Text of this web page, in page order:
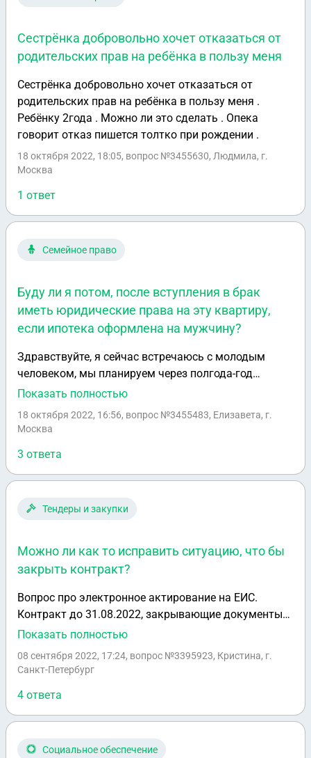
Сестрёнка добровольно хочет отказаться от
родительских прав на ребёнка в пользу меня
Сестрёнка добровольно хочет отказаться от
родительских прав на ребёнка в пользу меня .
Ребёнку 2года . Можно ли это сделать . Опека
говорит отказ пишется толтко при рождении .
18 октября 2022, 18:05, вопрос №3455630, Людмила, г.
Москва
1 ответ
Семейное право
Буду ли я потом, после вступления в брак
иметь юридические права на эту квартиру,
если ипотека оформлена на мужчину?
Здравствуйте, я сейчас встречаюсь с молодым
человеком, мы планируем через полгода-год
расписаться. Сейчас он хочет взять ипотеку, так как
вступления в брак иметь юридические права на эту
Показать полностью
18 октября 2022, 16:56, вопрос №3455483, Елизавета, г.
Москва
3 ответа
Тендеры и закупки
Можно ли как то исправить ситуацию, что бы
закрыть контракт?
Вопрос про электронное актирование на ЕИС.
Контракт до 31.08.2022, закрывающие документы
направленны 02.09.2022г.. В документах указала
из за того что документы направлены 02.09, им
2.1.1. Приемка услуг по Контракту осуществляется в
следующем порядке: 2.1.1.1. В течение 10 рабочих
Исполнитель представляет Заказчику следующие
Показать полностью
08 сентября 2022, 17:24, вопрос №3395923, Кристина, г.
Санкт-Петербург
4 ответа
Социальное обеспечение